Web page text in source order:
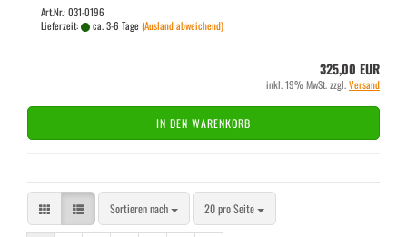
Art.Nr.: 031-0196
Lieferzeit:
ca. 3-6 Tage(Ausland abweichend)
325,00 EUR
inkl. 19% MwSt. zzgl.Versand
IN DEN WARENKORB
Sortieren nach
Sortieren nach 20 pro Seite
pro Seite